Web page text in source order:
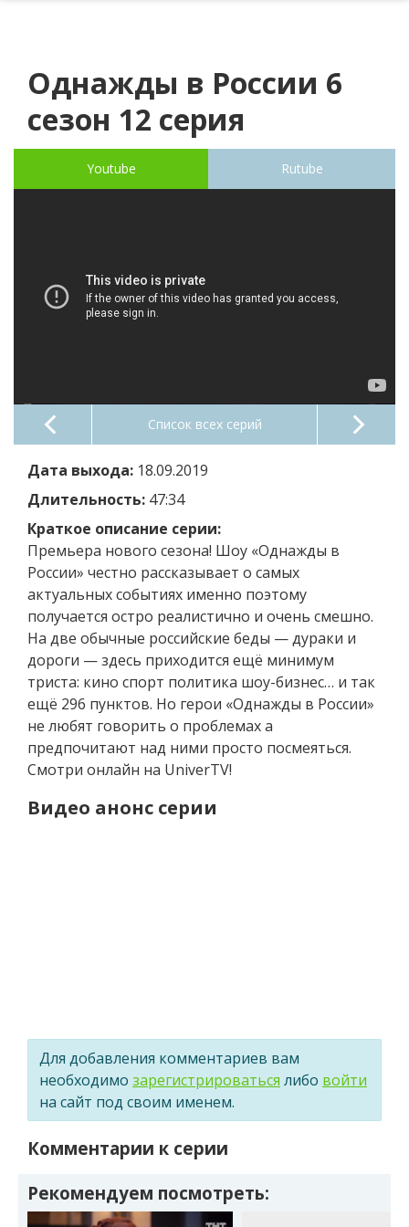
Однажды в России 6
сезон 12 серия
Youtube Rutube
Список всех серий
Дата выхода: 18.09.2019
Длительность: 47:34
Краткое описание серии:
Премьера нового сезона! Шоу «Однажды в
России» честно рассказывает о самых
актуальных событиях именно поэтому
получается остро реалистично и очень смешно.
На две обычные российские беды — дураки и
дороги — здесь приходится ещё минимум
триста: кино спорт политика шоу-бизнес… и так
ещё 296 пунктов. Но герои «Однажды в России»
не любят говорить о проблемах а
предпочитают над ними просто посмеяться.
Смотри онлайн на UniverTV!
Видео анонс серии
Для добавления комментариев вам
необходимо зарегистрироваться либо войти
на сайт под своим именем.
Комментарии к серии
Рекомендуем посмотреть: